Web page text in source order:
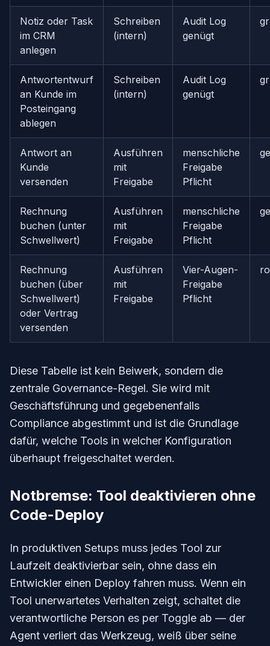
Notiz oder Task
im CRM
anlegen
Schreiben
(intern)
Audit Log
genügt
Antwortentwurf
an Kunde im
Posteingang
ablegen
Schreiben
(intern)
Audit Log
genügt
Antwort an
Kunde
versenden
Ausführen
mit
Freigabe
menschliche
Freigabe
Pflicht
Rechnung
buchen (unter
Schwellwert)
Ausführen
mit
Freigabe
menschliche
Freigabe
Pflicht
Rechnung
buchen (über
Schwellwert)
oder Vertrag
versenden
Ausführen
mit
Freigabe
Vier-Augen-
Freigabe
Pflicht
Diese Tabelle ist kein Beiwerk, sondern die
zentrale Governance-Regel. Sie wird mit
Geschäftsführung und gegebenenfalls
Compliance abgestimmt und ist die Grundlage
dafür, welche Tools in welcher Konfiguration
überhaupt freigeschaltet werden.
Notbremse: Tool deaktivieren ohne
Code-Deploy
In produktiven Setups muss jedes Tool zur
Laufzeit deaktivierbar sein, ohne dass ein
Entwickler einen Deploy fahren muss. Wenn ein
Tool unerwartetes Verhalten zeigt, schaltet die
verantwortliche Person es per Toggle ab — der
Agent verliert das Werkzeug, weiß über seine